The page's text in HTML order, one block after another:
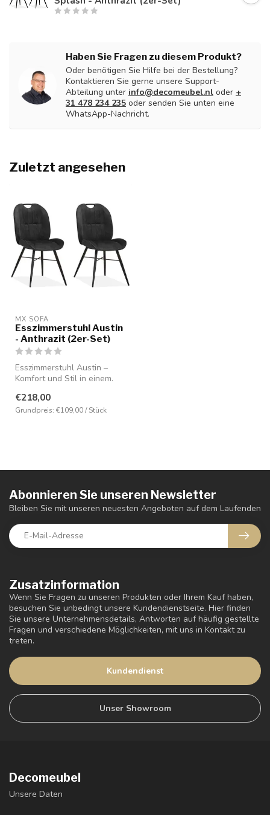
Haben Sie Fragen zu diesem Produkt?
Oder benötigen Sie Hilfe bei der Bestellung?
Kontaktieren Sie gerne unsere Support-
Abteilung unter info@decomeubel.nl oder +
31 478 234 235 oder senden Sie unten eine
WhatsApp-Nachricht.
Zuletzt angesehen
MX SOFA
Esszimmerstuhl Austin
- Anthrazit (2er-Set)
Esszimmerstuhl Austin –
Komfort und Stil in einem.
mit...
€218,00
Grundpreis: €109,00 / Stück
Zusatzinformation
Wenn Sie Fragen zu unseren Produkten oder Ihrem Kauf haben,
besuchen Sie unbedingt unsere Kundendienstseite. Hier finden
Sie unsere Unternehmensdetails, Antworten auf häufig gestellte
Fragen und verschiedene Möglichkeiten, mit uns in Kontakt zu
treten.
Kundendienst
Unser Showroom
Abonnieren Sie unseren Newsletter
Bleiben Sie mit unseren neuesten Angeboten auf dem Laufenden
Decomeubel
Unsere Daten